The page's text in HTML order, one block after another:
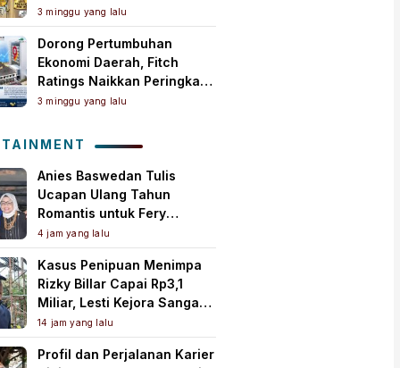
per Ons Troi
3 minggu yang lalu
Dorong Pertumbuhan
Ekonomi Daerah, Fitch
Ratings Naikkan Peringkat
Bank Jambi Jadi ‘A+(idn)’
3 minggu yang lalu
Anies Baswedan Tulis
Ucapan Ulang Tahun
Romantis untuk Fery
Farhati, Ungkap Syukur
Perjalanan Panjang
Bersama
4 jam yang lalu
Kasus Penipuan Menimpa
Rizky Billar Capai Rp3,1
Miliar, Lesti Kejora Sangat
Kesal
14 jam yang lalu
Profil dan Perjalanan Karier